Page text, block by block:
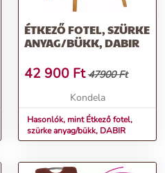
ÉTKEZŐ FOTEL, SZÜRKE
ANYAG/BÜKK, DABIR
42 900 Ft 47900 Ft
Kondela
Hasonlók, mint Étkező fotel,
szürke anyag/bükk, DABIR